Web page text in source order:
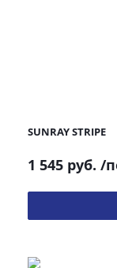
SUNRAY STRIPE
1 545 руб. /